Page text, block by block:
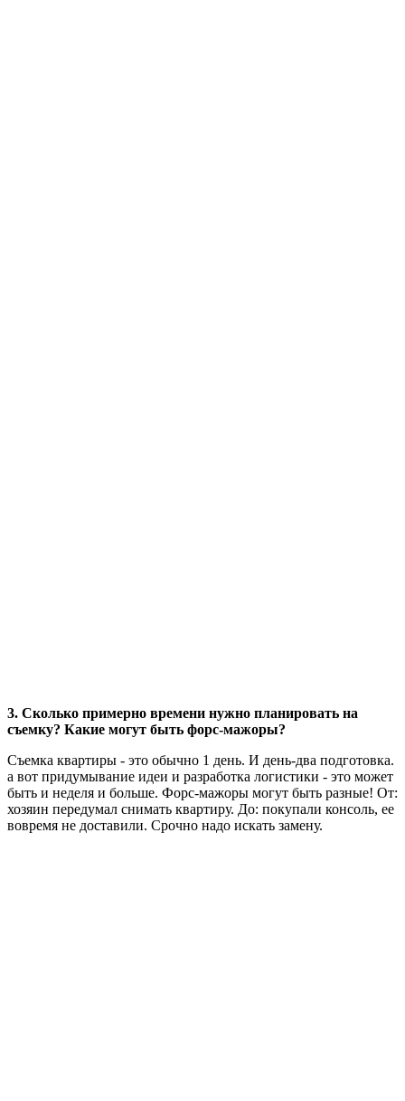
3. Сколько примерно времени нужно планировать на
съемку? Какие могут быть форс-мажоры?
Съемка квартиры - это обычно 1 день. И день-два подготовка.
а вот придумывание идеи и разработка логистики - это может
быть и неделя и больше. Форс-мажоры могут быть разные! От:
хозяин передумал снимать квартиру. До: покупали консоль, ее
вовремя не доставили. Срочно надо искать замену.